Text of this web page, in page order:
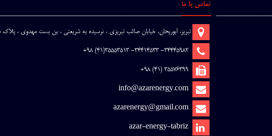
تماس با ما
تبریز، ابوریحان، خیابان صائب تبریزی ، نرسیده به شریعتی ، بن بست مهدوی ، پلاک 75
34445982- 34414533- 35553513(41) 98+
35576399 (41) 98+
info@azarenergy.com
azarenergy@gmail.com
azar-energy-tabriz